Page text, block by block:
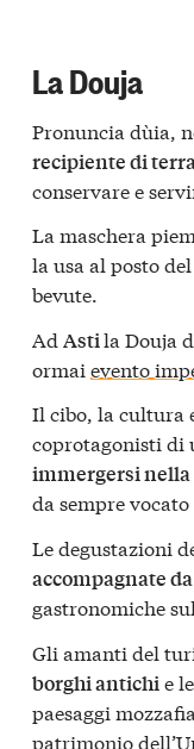
La Douja
Pronuncia dùia,
recipiente di
conservare e
La maschera
la usa al posto
bevute.
Ad Astila Douja
ormai evento
Il cibo, la cultura
coprotagonisti di
immergersi
da sempre
Le degustazioni
accompagnate
gastronomiche
Gli amanti del
borghi antichi e
paesaggi
patrimonio